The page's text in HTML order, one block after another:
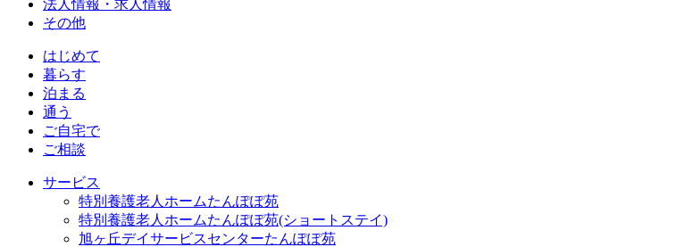
法人情報・求人情報
その他
はじめて
暮らす
泊まる
通う
ご自宅で
ご相談
サービス
特別養護老人ホームたんぽぽ苑
特別養護老人ホームたんぽぽ苑(ショートステイ)
旭ヶ丘デイサービスセンターたんぽぽ苑